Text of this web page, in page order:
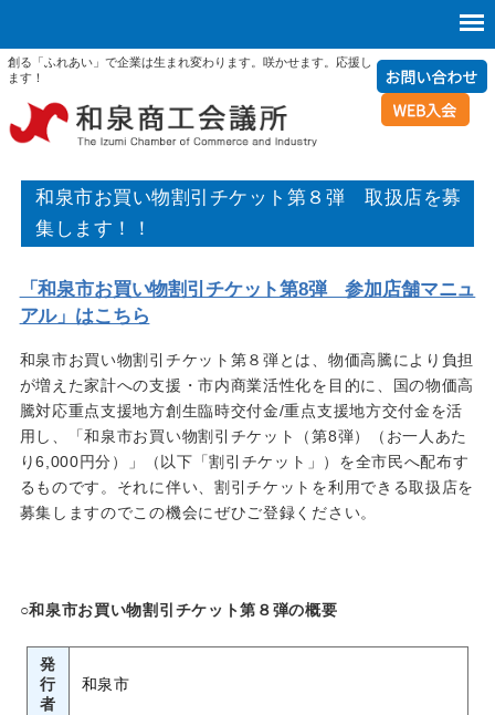
創る「ふれあい」で企業は生まれ変わります。咲かせます。応援し
ます！
和泉市お買い物割引チケット第８弾 取扱店を募
集します！！
「和泉市お買い物割引チケット第8弾 参加店舗マニュ
アル」はこちら
和泉市お買い物割引チケット第８弾とは、物価高騰により負担
が増えた家計への支援・市内商業活性化を目的に、国の物価高
騰対応重点支援地方創生臨時交付金/重点支援地方交付金を活
用し、「和泉市お買い物割引チケット（第8弾）（お一人あた
り6,000円分）」（以下「割引チケット」）を全市民へ配布す
るものです。それに伴い、割引チケットを利用できる取扱店を
募集しますのでこの機会にぜひご登録ください。
○和泉市お買い物割引チケット第８弾の概要
発
行
者
和泉市